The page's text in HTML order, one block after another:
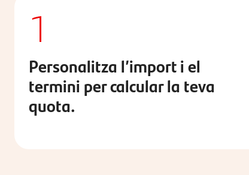
1
Personalitza l’import i el
termini per calcular la teva
quota.